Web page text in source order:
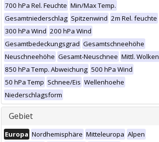
700 hPa Rel. Feuchte Min/Max Temp.
Gesamtniederschlag Spitzenwind 2m Rel. feuchte
300 hPa Wind 200 hPa Wind
Gesamtbedeckungsgrad Gesamtschneehöhe
Neuschneehöhe Gesamt-Neuschnee Mittl. Wolken
850 hPa Temp. Abweichung 500 hPa Wind
50 hPa Temp Schnee/Eis Wellenhoehe
Niederschlagsform
Gebiet
Europa Nordhemisphäre Mitteleuropa Alpen